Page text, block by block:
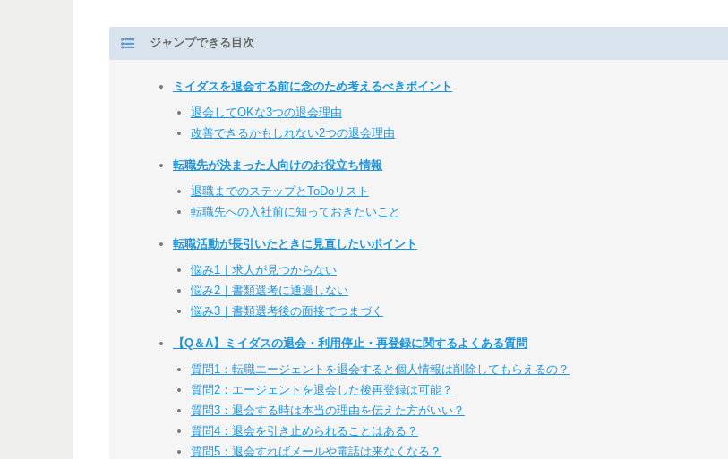
ジャンプできる目次
ミイダスを退会する前に念のため考えるべきポイント
退会してOKな3つの退会理由
改善できるかもしれない2つの退会理由
転職先が決まった人向けのお役立ち情報
退職までのステップとToDoリスト
転職先への入社前に知っておきたいこと
転職活動が長引いたときに見直したいポイント
悩み1｜求人が見つからない
悩み2｜書類選考に通過しない
悩み3｜書類選考後の面接でつまづく
【Q＆A】ミイダスの退会・利用停止・再登録に関するよくある質問
質問1：転職エージェントを退会すると個人情報は削除してもらえるの？
質問2：エージェントを退会した後再登録は可能？
質問3：退会する時は本当の理由を伝えた方がいい？
質問4：退会を引き止められることはある？
質問5：退会すればメールや電話は来なくなる？